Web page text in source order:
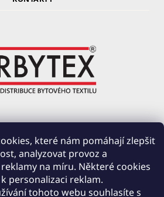
které nám pomáhají zlepšit
analyzovat provoz a
na míru. Některé cookies
personalizaci reklam.
tohoto webu souhlasíte s
220, ČERVENÉ ZÁHOŘÍ
391 37 CHOTOVINY
IČ: 28138252